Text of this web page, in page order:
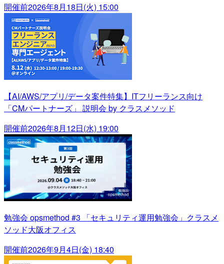
開催前2026年8月18日(火) 15:00
【AI/AWS/アプリ/データ案件特集】ITフリーランス向け
「CMパートナーズ」 説明会 by クラスメソッド
開催前2026年8月12日(水) 19:00
勉強会 opsmethod #3 「セキュリティ運用勉強会」クラスメ
ソッド大阪オフィス
開催前2026年9月4日(金) 18:40